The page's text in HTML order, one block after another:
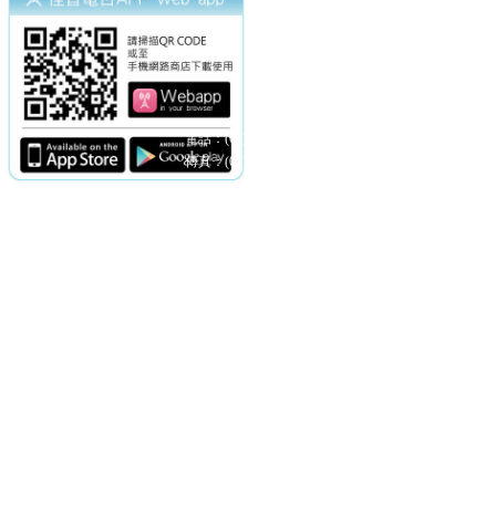
電話：(02)2369-9050
傳真：(02)2362-7816